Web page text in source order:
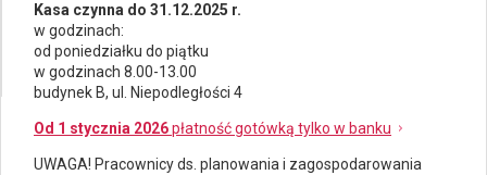
Kasa czynna do 31.12.2025 r.
w godzinach:
od poniedziałku do piątku
w godzinach 8.00-13.00
budynek B, ul. Niepodległości 4
Od 1 stycznia 2026płatność gotówką tylko w banku
UWAGA! Pracownicy ds. planowania i zagospodarowania